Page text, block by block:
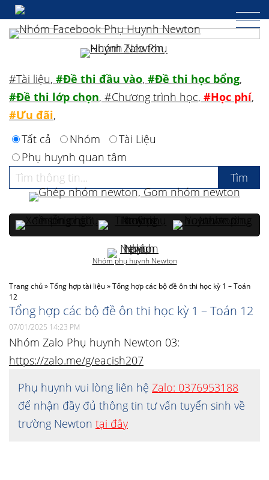
Trang chủ»Tổng hợp tài liệu»Tổng hợp các bộ đề ôn thi học kỳ 1 – Toán
12
Tổng hợp các bộ đề ôn thi học kỳ 1 – Toán 12
07/01/2025 14:23 PM
Nhóm Zalo Phụ huynh Newton 03:
https://zalo.me/g/eacish207
Phụ huynh vui lòng liên hệ Zalo: 0376953188
để nhận đầy đủ thông tin tư vấn tuyển sinh về
trường Newton tại đây
#Tài liệu, #Đề thi đầu vào, #Đề thi học bổng,
#Đề thi lớp chọn, #Chương trình học, #Học phí,
#Ưu đãi,
Tất cả
Nhóm
Tài Liệu
Phụ huynh quan tâm
Nhóm phụ huynh Newton